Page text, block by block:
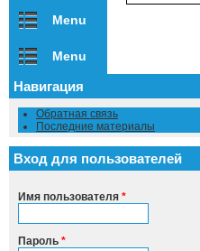
Menu
Menu
Навигация
Обратная связь
Последние материалы
Вход для пользователей
Имя пользователя *
Пароль *